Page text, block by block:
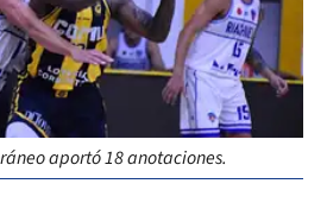
aportó 18 anotaciones.